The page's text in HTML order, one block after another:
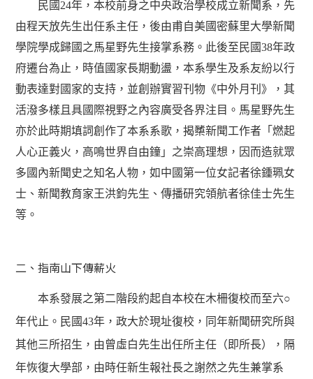
民國24年，本校前身之中央政治學校成立新聞系，先
由程天放先生出任系主任，後由甫自美國密蘇里大學新聞
學院學成歸國之馬星野先生接掌系務。此後至民國38年政
府遷台為止，時值國家長期動盪，本系學生及系友紛以行
動表達對國家的支持，並創辦實習刊物《中外月刊》，其
活潑多樣且具國際視野之內容廣受各界注目。馬星野先生
亦於此時期填詞創作了本系系歌，揭櫫新聞工作者「燃起
人心正義火，高鳴世界自由鐘」之崇高理想，因而造就眾
多國內新聞史之知名人物，如中國第一位女記者徐鍾珮女
士、新聞教育家王洪鈞先生、傳播研究領航者徐佳士先生
等。
二、指南山下傳薪火
本系發展之第二階段約起自本校在木柵復校而至六○
年代止。民國43年，政大於現址復校，同年新聞研究所與
其他三所招生，由曾虛白先生出任所主任（即所長），隔
年恢復大學部，由時任新生報社長之謝然之先生兼掌系